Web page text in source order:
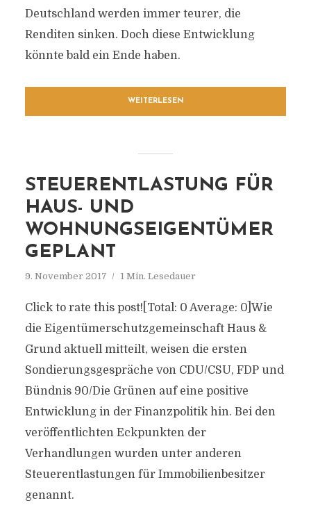
Deutschland werden immer teurer, die
Renditen sinken. Doch diese Entwicklung
könnte bald ein Ende haben.
WEITERLESEN
STEUERENTLASTUNG FÜR
HAUS- UND
WOHNUNGSEIGENTÜMER
GEPLANT
9. November 2017 1 Min. Lesedauer
Click to rate this post![Total: 0 Average: 0]Wie
die Eigentümerschutzgemeinschaft Haus &
Grund aktuell mitteilt, weisen die ersten
Sondierungsgespräche von CDU/CSU, FDP und
Bündnis 90/Die Grünen auf eine positive
Entwicklung in der Finanzpolitik hin. Bei den
veröffentlichten Eckpunkten der
Verhandlungen wurden unter anderen
Steuerentlastungen für Immobilienbesitzer
genannt.